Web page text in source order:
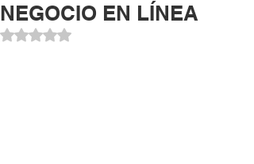
NEGOCIO EN LÍNEA
Obtuvo NaN de 5 estrellas.